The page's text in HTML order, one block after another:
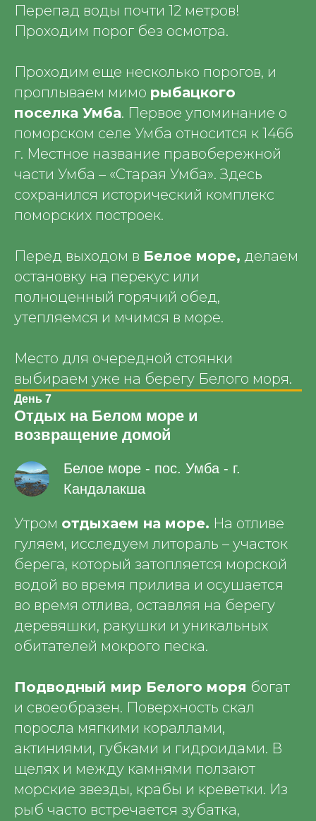
Перепад воды почти 12 метров!
Проходим порог без осмотра.
Проходим еще несколько порогов, и
проплываем мимо рыбацкого
поселка Умба. Первое упоминание о
поморском селе Умба относится к 1466
г. Местное название правобережной
части Умба – «Старая Умба». Здесь
сохранился исторический комплекс
поморских построек.
Перед выходом в Белое море, делаем
остановку на перекус или
полноценный горячий обед,
утепляемся и мчимся в море.
Место для очередной стоянки
выбираем уже на берегу Белого моря.
День 7
Отдых на Белом море и
возвращение домой
Белое море - пос. Умба - г.
Кандалакша
Утром отдыхаем на море. На отливе
гуляем, исследуем литораль – участок
берега, который затопляется морской
водой во время прилива и осушается
во время отлива, оставляя на берегу
деревяшки, ракушки и уникальных
обитателей мокрого песка.
Подводный мир Белого моря богат
и своеобразен. Поверхность скал
поросла мягкими кораллами,
актиниями, губками и гидроидами. В
щелях и между камнями ползают
морские звезды, крабы и креветки. Из
рыб часто встречается зубатка,